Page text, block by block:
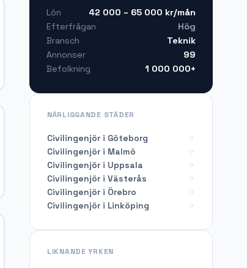
Lön 42 000 – 65 000 kr/mån
Efterfrågan
Hög
Bransch
Teknik
Annonser
99
Befolkning
1 000 000+
NÄRLIGGANDE STÄDER
Civilingenjör i Göteborg
Civilingenjör i Malmö
Civilingenjör i Uppsala
Civilingenjör i Västerås
Civilingenjör i Örebro
Civilingenjör i Linköping
LIKNANDE YRKEN